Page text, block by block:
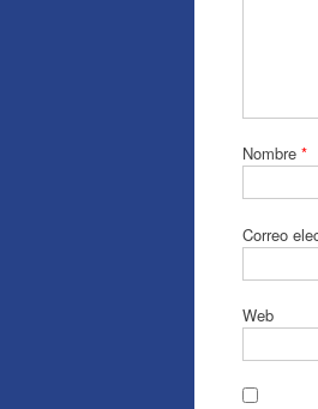
Nombre *
Correo
Web